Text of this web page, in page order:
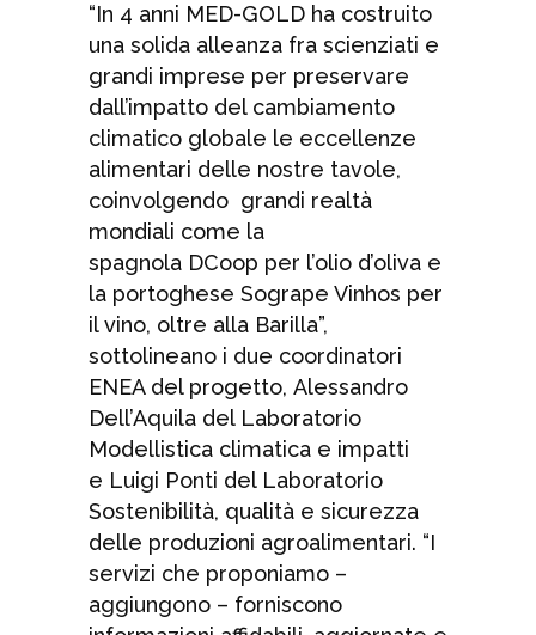
“In 4 anni MED-GOLD ha costruito
una solida alleanza fra scienziati e
grandi imprese per preservare
dall’impatto del cambiamento
climatico globale le eccellenze
alimentari delle nostre tavole,
coinvolgendo grandi realtà
mondiali come la
spagnola DCoop per l’olio d’oliva e
la portoghese Sogrape Vinhos per
il vino, oltre alla Barilla”,
sottolineano i due coordinatori
ENEA del progetto, Alessandro
Dell’Aquila del Laboratorio
Modellistica climatica e impatti
e Luigi Ponti del Laboratorio
Sostenibilità, qualità e sicurezza
delle produzioni agroalimentari. “I
servizi che proponiamo –
aggiungono – forniscono